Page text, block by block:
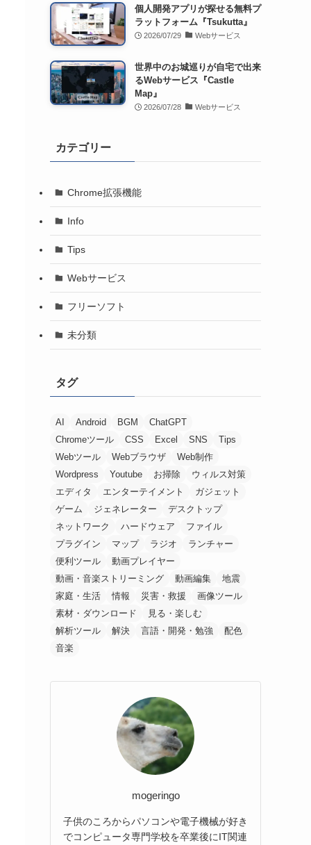
個人開発アプリが探せる無料プ
ラットフォーム『Tsukutta』
2026/07/29 Webサービス
世界中のお城巡りが自宅で出来
るWebサービス『Castle
Map』
2026/07/28 Webサービス
カテゴリー
Chrome拡張機能
Info
Tips
Webサービス
フリーソフト
未分類
タグ
AI Android BGM
ChatGPT
Chromeツール
CSS Excel SNS
Tips
Webツール
Webブラウザ
Web制作
Wordpress
Youtube お掃除
ウィルス対策
エディタ
エンターテイメント
ガジェット
ゲーム
ジェネレーター
デスクトップ
ネットワーク
ハードウェア
ファイル
プラグイン
マップ ラジオ
ランチャー
便利ツール
動画プレイヤー
動画・音楽ストリーミング
動画編集
地震
家庭・生活
情報 災害・救援
画像ツール
素材・ダウンロード
見る・楽しむ
解析ツール
解決 言語・開発・勉強
配色
音楽
mogeringo
子供のころからパソコンや電子機械が好き
でコンピュータ専門学校を卒業後にIT関連